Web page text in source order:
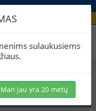
sulaukusiems
Man jau yra 20 metų